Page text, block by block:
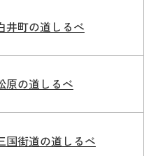
井町の道しるべ
原の道しるべ
国街道の道しるべ